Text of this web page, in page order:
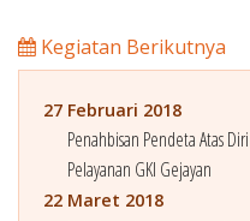
Kegiatan Berikutnya
27 Februari 2018
Penahbisan Pendeta Atas
Pelayanan GKI Gejayan
22 Maret 2018